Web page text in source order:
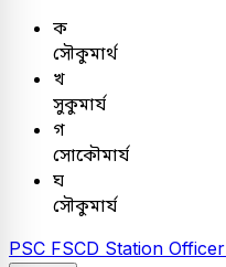
ক
সৌকুমার্থ
খ
সুকুমার্য
গ
সোকৌমার্য
ঘ
সৌকুমার্য
PSC FSCD Station Officer